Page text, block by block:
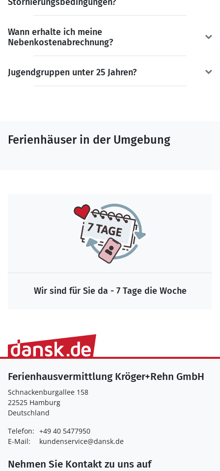
Wann erhalte ich meine
Nebenkostenabrechnung?
Jugendgruppen unter 25 Jahren?
Ferienhäuser in der Umgebung
Wir sind für Sie da - 7 Tage die Woche
Ferienhausvermittlung Kröger+Rehn GmbH
Schnackenburgallee 158
22525 Hamburg
Deutschland
Telefon: +49 40 5477950
E-Mail:
kundenservice@dansk.de
Nehmen Sie Kontakt zu uns auf